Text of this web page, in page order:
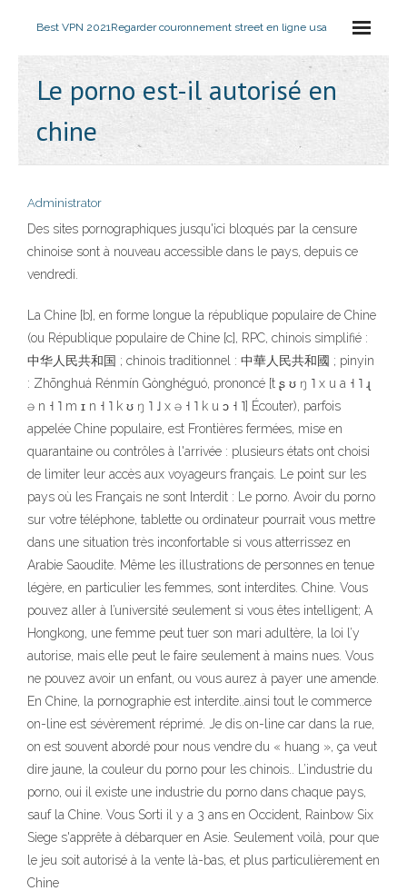
Best VPN 2021Regarder couronnement street en ligne usa
Le porno est-il autorisé en
chine
Administrator
Des sites pornographiques jusqu'ici bloqués par la censure
chinoise sont à nouveau accessible dans le pays, depuis ce
vendredi.
La Chine [b], en forme longue la république populaire de Chine
(ou République populaire de Chine [c], RPC, chinois simplifié :
中华人民共和国 ; chinois traditionnel : 中華人民共和國 ; pinyin
: Zhōnghuá Rénmín Gònghéguó, prononcé [t ʂ ʊ ŋ ˥ x u a ˧ ˥ ɻ
ə n ˧ ˥ m ɪ n ˧ ˥ k ʊ ŋ ˥ ˩ x ə ˧ ˥ k u ɔ ˧ ˥] Écouter), parfois
appelée Chine populaire, est Frontières fermées, mise en
quarantaine ou contrôles à l'arrivée : plusieurs états ont choisi
de limiter leur accès aux voyageurs français. Le point sur les
pays où les Français ne sont Interdit : Le porno. Avoir du porno
sur votre téléphone, tablette ou ordinateur pourrait vous mettre
dans une situation très inconfortable si vous atterrissez en
Arabie Saoudite. Même les illustrations de personnes en tenue
légère, en particulier les femmes, sont interdites. Chine. Vous
pouvez aller à l’université seulement si vous êtes intelligent; A
Hongkong, une femme peut tuer son mari adultère, la loi l’y
autorise, mais elle peut le faire seulement à mains nues. Vous
ne pouvez avoir un enfant, ou vous aurez à payer une amende.
En Chine, la pornographie est interdite..ainsi tout le commerce
on-line est sévèrement réprimé. Je dis on-line car dans la rue,
on est souvent abordé pour nous vendre du « huang », ça veut
dire jaune, la couleur du porno pour les chinois.. L’industrie du
porno, oui il existe une industrie du porno dans chaque pays,
sauf la Chine. Vous Sorti il y a 3 ans en Occident, Rainbow Six
Siege s'apprête à débarquer en Asie. Seulement voilà, pour que
le jeu soit autorisé à la vente là-bas, et plus particulièrement en
Chine